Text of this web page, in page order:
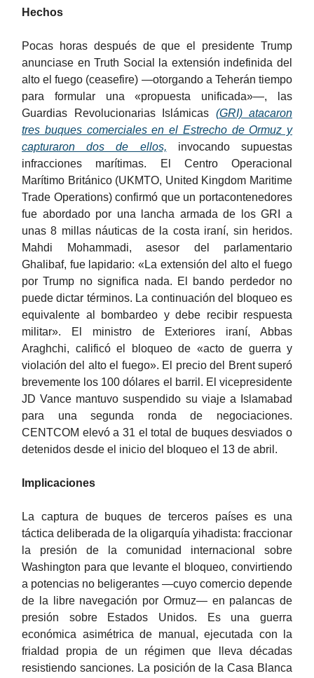
Hechos
Pocas horas después de que el presidente Trump
anunciase en Truth Social la extensión indefinida del
alto el fuego (ceasefire) —otorgando a Teherán tiempo
para formular una «propuesta unificada»—, las
Guardias Revolucionarias Islámicas (GRI) atacaron
tres buques comerciales en el Estrecho de Ormuz y
capturaron dos de ellos, invocando supuestas
infracciones marítimas. El Centro Operacional
Marítimo Británico (UKMTO, United Kingdom Maritime
Trade Operations) confirmó que un portacontenedores
fue abordado por una lancha armada de los GRI a
unas 8 millas náuticas de la costa iraní, sin heridos.
Mahdi Mohammadi, asesor del parlamentario
Ghalibaf, fue lapidario: «La extensión del alto el fuego
por Trump no significa nada. El bando perdedor no
puede dictar términos. La continuación del bloqueo es
equivalente al bombardeo y debe recibir respuesta
militar». El ministro de Exteriores iraní, Abbas
Araghchi, calificó el bloqueo de «acto de guerra y
violación del alto el fuego». El precio del Brent superó
brevemente los 100 dólares el barril. El vicepresidente
JD Vance mantuvo suspendido su viaje a Islamabad
para una segunda ronda de negociaciones.
CENTCOM elevó a 31 el total de buques desviados o
detenidos desde el inicio del bloqueo el 13 de abril.
Implicaciones
La captura de buques de terceros países es una
táctica deliberada de la oligarquía yihadista: fraccionar
la presión de la comunidad internacional sobre
Washington para que levante el bloqueo, convirtiendo
a potencias no beligerantes —cuyo comercio depende
de la libre navegación por Ormuz— en palancas de
presión sobre Estados Unidos. Es una guerra
económica asimétrica de manual, ejecutada con la
frialdad propia de un régimen que lleva décadas
resistiendo sanciones. La posición de la Casa Blanca